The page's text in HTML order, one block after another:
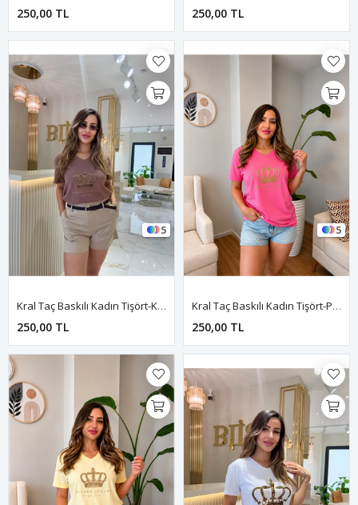
250,00 TL 250,00 TL
5
Kral Taç Baskılı Kadın Tişört-Kahve
250,00 TL
5
Kral Taç Baskılı Kadın Tişört-Pembe
250,00 TL